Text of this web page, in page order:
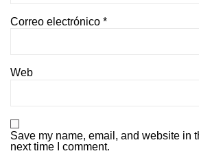
Correo electrónico *
Web
Save my name, email, and website in
next time I comment.